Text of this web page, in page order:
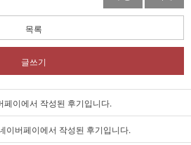
목록
글쓰기
페이에서 작성된 후기입니다.
이버페이에서 작성된 후기입니다.